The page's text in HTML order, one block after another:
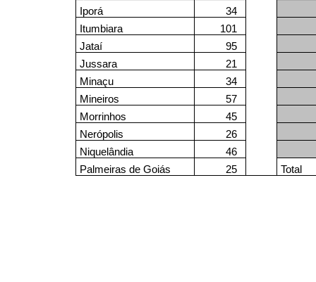
Iporá
34
Itumbiara
101
Jataí
95
Jussara
21
Minaçu
34
Mineiros
57
Morrinhos
45
Nerópolis
26
Niquelândia
46
Palmeiras de Goiás
25 Total